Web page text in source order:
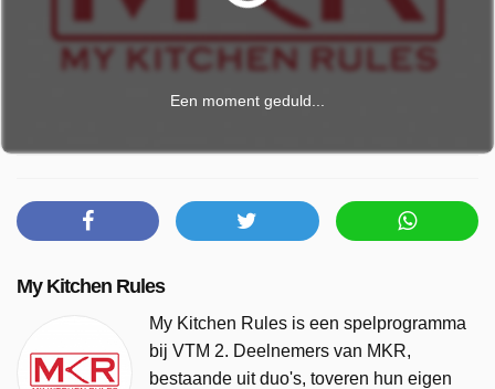
Een moment geduld...
My Kitchen Rules
My Kitchen Rules is een spelprogramma
bij VTM 2. Deelnemers van MKR,
bestaande uit duo's, toveren hun eigen